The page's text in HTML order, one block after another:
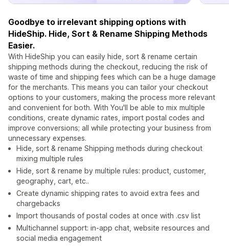
Goodbye to irrelevant shipping options with
HideShip. Hide, Sort & Rename Shipping Methods
Easier.
With HideShip you can easily hide, sort & rename certain
shipping methods during the checkout, reducing the risk of
waste of time and shipping fees which can be a huge damage
for the merchants. This means you can tailor your checkout
options to your customers, making the process more relevant
and convenient for both. With You'll be able to mix multiple
conditions, create dynamic rates, import postal codes and
improve conversions; all while protecting your business from
unnecessary expenses.
Hide, sort & rename Shipping methods during checkout
mixing multiple rules
Hide, sort & rename by multiple rules: product, customer,
geography, cart, etc..
Create dynamic shipping rates to avoid extra fees and
chargebacks
Import thousands of postal codes at once with .csv list
Multichannel support: in-app chat, website resources and
social media engagement